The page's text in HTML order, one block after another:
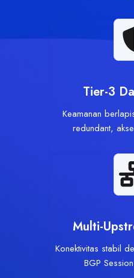
Tier-3
Keamanan
redundant,
Multi-
Konektivitas stabil
BGP